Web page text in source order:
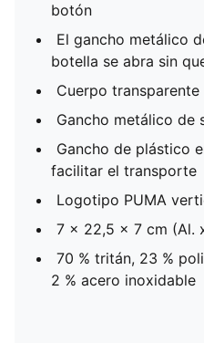
botón
El gancho metálico
botella se abra sin
Cuerpo transparente
Gancho metálico de
Gancho de plástico
facilitar el transporte
Logotipo PUMA
7 x 22,5 x 7 cm (Al.
70 % tritán, 23 %
2 % acero inoxidable